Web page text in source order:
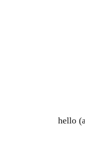
hello